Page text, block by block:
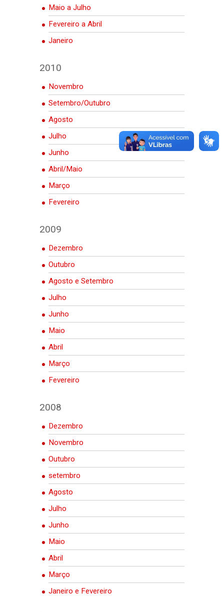
Maio a Julho
Fevereiro a Abril
Janeiro
2010
Novembro
Setembro/Outubro
Agosto
Julho
Junho
Abril/Maio
Março
Fevereiro
2009
Dezembro
Outubro
Agosto e Setembro
Julho
Junho
Maio
Abril
Março
Fevereiro
2008
Dezembro
Novembro
Outubro
setembro
Agosto
Julho
Junho
Maio
Abril
Março
Janeiro e Fevereiro